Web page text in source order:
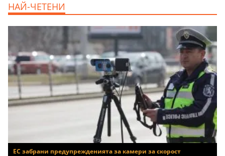
НАЙ-ЧЕТЕНИ
ЕС забрани предупрежденията за камери за скорост